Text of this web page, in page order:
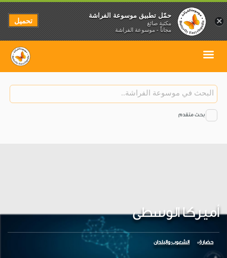
بحث متقدم
أميركا الوسطى
حضارة الشعوب والبلدان
×
حمّل تطبيق موسوعة الفراشة
مكتبة صائغ
مجاناً - موسوعة الفراشة
تحميل